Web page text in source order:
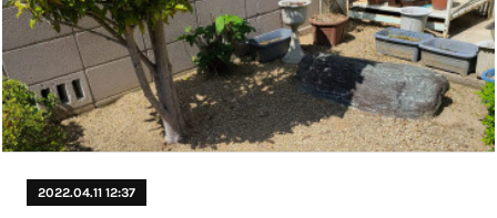
2022.04.11 12:37